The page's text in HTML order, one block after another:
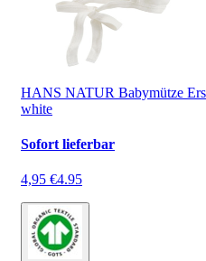
HANS NATUR Babymütze
white
Sofort lieferbar
4,95 €4.95